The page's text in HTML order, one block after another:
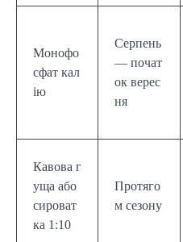
Монофо
сфат кал
ію
Серпень
— почат
ок верес
ня
Кавова г
уща або
сироват
ка 1:10
Протяго
м сезону